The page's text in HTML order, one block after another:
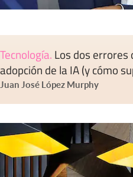
Tecnología. Los dos
adopción de la IA (y cómo
Juan José López Murphy